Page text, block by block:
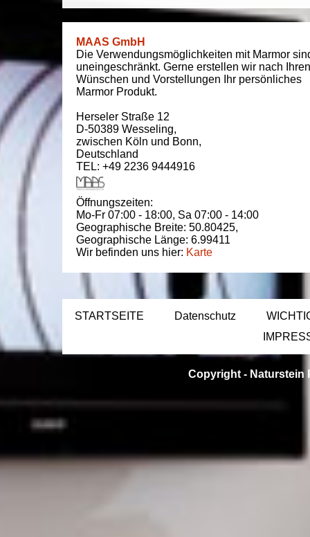
MAAS GmbH
Die Verwendungsmöglichkeiten mit Marmor
uneingeschränkt. Gerne erstellen wir nach Ihren
Wünschen und Vorstellungen Ihr persönliches
Marmor Produkt.
Herseler Straße 12
D-50389 Wesseling,
zwischen Köln und Bonn,
Deutschland
TEL: +49 2236 9444916
Öffnungszeiten:
Mo-Fr 07:00 - 18:00, Sa 07:00 - 14:00
Geographische Breite: 50.80425,
Geographische Länge: 6.99411
Wir befinden uns hier: Karte
STARTSEITE Datenschutz
Copyright - Naturstein